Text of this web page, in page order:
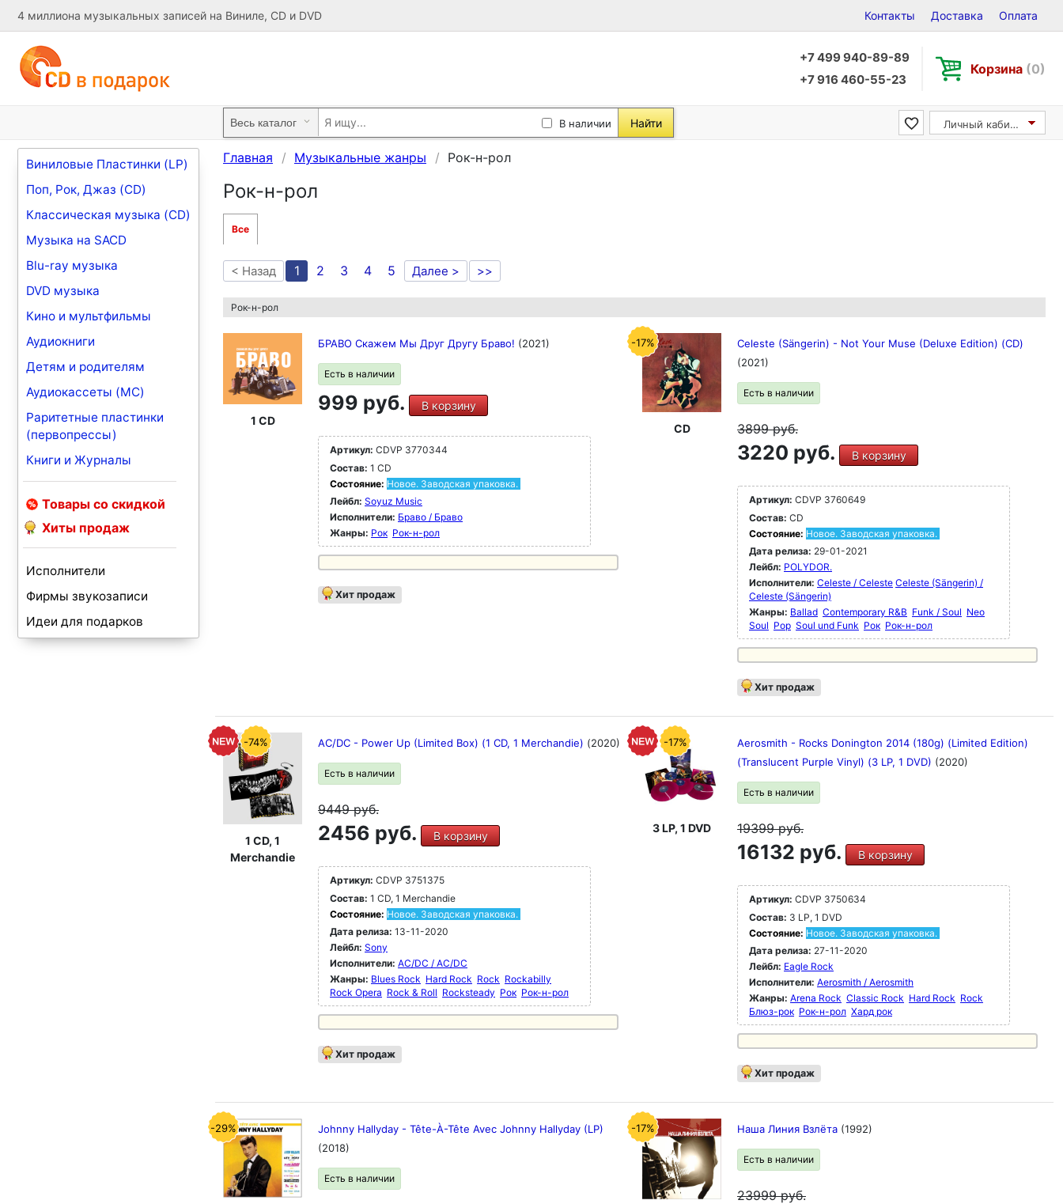
4 миллиона музыкальных записей на Виниле, CD и DVD Контакты Доставка Оплата
+7 499 940-89-89
+7 916 460-55-23
Корзина (0)
В наличии Найти Личный кабинет
Виниловые Пластинки (LP)
Поп, Рок, Джаз (CD)
Классическая музыка (CD)
Музыка на SACD
Blu-ray музыка
DVD музыка
Кино и мультфильмы
Аудиокниги
Детям и родителям
Аудиокассеты (MC)
Раритетные пластинки
(первопрессы)
Книги и Журналы
Товары со скидкой
Хиты продаж
Исполнители
Фирмы звукозаписи
Идеи для подарков
Главная Музыкальные жанры Рок-н-poл
Рок-н-poл
Все
< Назад 1 2 3 4 5 Далее > >>
Рок-н-poл
1 CD
БРАВО Скажем Мы Друг Другу Браво! (2021)
Есть в наличии
999 руб. В корзину
Артикул: CDVP 3770344
Состав: 1 CD
Состояние: Новое. Заводская упаковка.
Лейбл: Soyuz Music
Исполнители: Браво / Браво
Жанры: Рок Рок-н-poл
Хит продаж
-17%
CD
Celeste (Sängerin) - Not Your Muse (Deluxe Edition) (CD)
(2021)
Есть в наличии
3899руб.
3220 руб. В корзину
Артикул: CDVP 3760649
Состав: CD
Состояние: Новое. Заводская упаковка.
Дата релиза: 29-01-2021
Лейбл: POLYDOR.
Исполнители: Celeste / Celeste Celeste (Sängerin) /
Celeste (Sängerin)
Жанры: Ballad Contemporary R&B Funk / Soul Neo
Soul Pop Soul und Funk Рок Рок-н-poл
Хит продаж
-74%
1 CD, 1
Merchandie
AC/DC - Power Up (Limited Box) (1 CD, 1 Merchandie) (2020)
Есть в наличии
9449руб.
2456 руб. В корзину
Артикул: CDVP 3751375
Состав: 1 CD, 1 Merchandie
Состояние: Новое. Заводская упаковка.
Дата релиза: 13-11-2020
Лейбл: Sony
Исполнители: AC/DC / AC/DC
Жанры: Blues Rock Hard Rock Rock Rockabilly
Rock Opera Rock & Roll Rocksteady Рок Рок-н-poл
Хит продаж
-17%
3 LP, 1 DVD
Aerosmith - Rocks Donington 2014 (180g) (Limited Edition)
(Translucent Purple Vinyl) (3 LP, 1 DVD) (2020)
Есть в наличии
19399руб.
16132 руб. В корзину
Артикул: CDVP 3750634
Состав: 3 LP, 1 DVD
Состояние: Новое. Заводская упаковка.
Дата релиза: 27-11-2020
Лейбл: Eagle Rock
Исполнители: Aerosmith / Aerosmith
Жанры: Arena Rock Classic Rock Hard Rock Rock
Блюз-рок Рок-н-poл Хард рок
Хит продаж
-29%
Johnny Hallyday - Tête-À-Tête Avec Johnny Hallyday (LP)
(2018)
Есть в наличии
-17% Наша Линия Взлёта (1992)
Есть в наличии
23999руб.